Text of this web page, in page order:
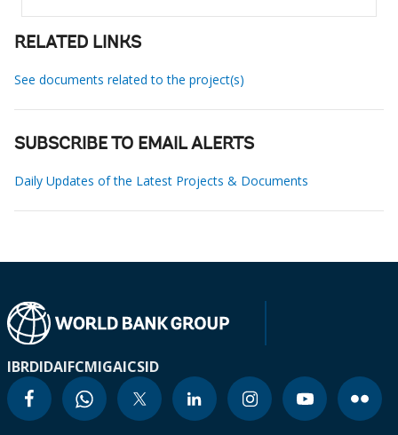
RELATED LINKS
See documents related to the project(s)
SUBSCRIBE TO EMAIL ALERTS
Daily Updates of the Latest Projects & Documents
IBRDIDAIFCMIGAICSID